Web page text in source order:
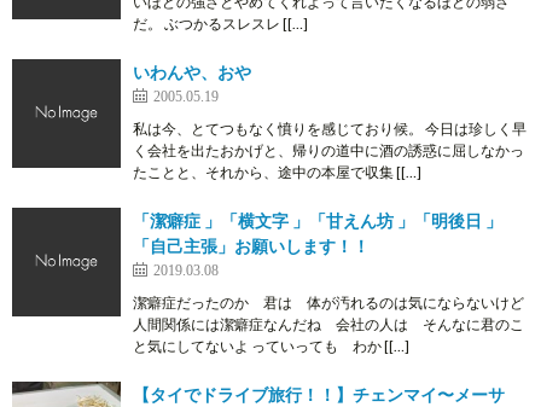
だ。 ぶつかるスレスレ [[…]
いわんや、おや
2005.05.19
私は今、とてつもなく憤りを感じており候。 今日は珍しく早
く会社を出たおかげと、帰りの道中に酒の誘惑に屈しなかっ
たことと、それから、途中の本屋で収集 [[…]
「潔癖症 」「横文字 」「甘えん坊 」「明後日 」
「自己主張」お願いします！！
2019.03.08
潔癖症だったのか 君は 体が汚れるのは気にならないけど
人間関係には潔癖症なんだね 会社の人は そんなに君のこ
と気にしてないよ っていっても わか [[…]
【タイでドライブ旅行！！】チェンマイ〜メーサ